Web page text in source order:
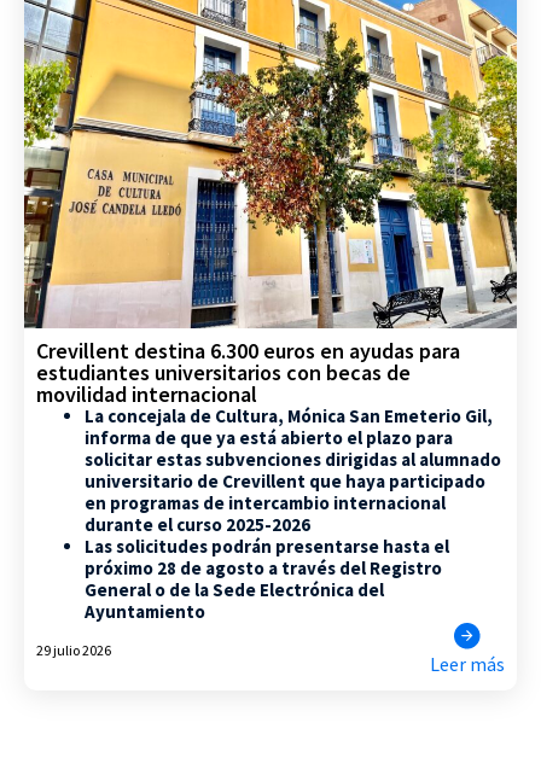
Crevillent destina 6.300 euros en ayudas para
estudiantes universitarios con becas de
movilidad internacional
La concejala de Cultura, Mónica San Emeterio Gil,
informa de que ya está abierto el plazo para
solicitar estas subvenciones dirigidas al alumnado
universitario de Crevillent que haya participado
en programas de intercambio internacional
durante el curso 2025-2026
Las solicitudes podrán presentarse hasta el
próximo 28 de agosto a través del Registro
General o de la Sede Electrónica del
Ayuntamiento
29 julio 2026
Leer más